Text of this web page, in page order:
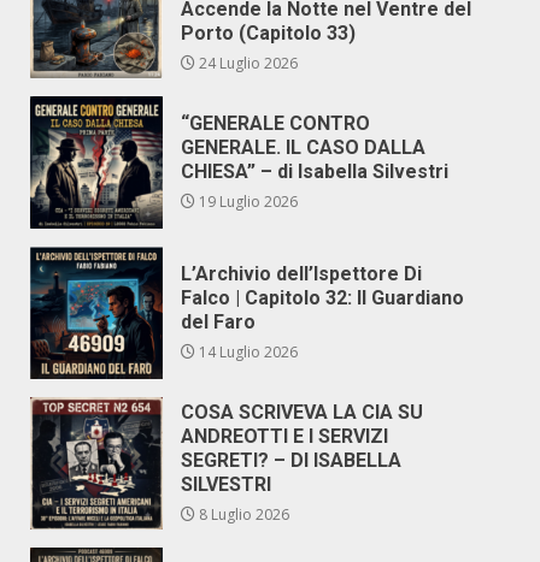
Accende la Notte nel Ventre del
Porto (Capitolo 33)
24 Luglio 2026
“GENERALE CONTRO
GENERALE. IL CASO DALLA
CHIESA” – di Isabella Silvestri
19 Luglio 2026
L’Archivio dell’Ispettore Di
Falco | Capitolo 32: Il Guardiano
del Faro
14 Luglio 2026
COSA SCRIVEVA LA CIA SU
ANDREOTTI E I SERVIZI
SEGRETI? – DI ISABELLA
SILVESTRI
8 Luglio 2026